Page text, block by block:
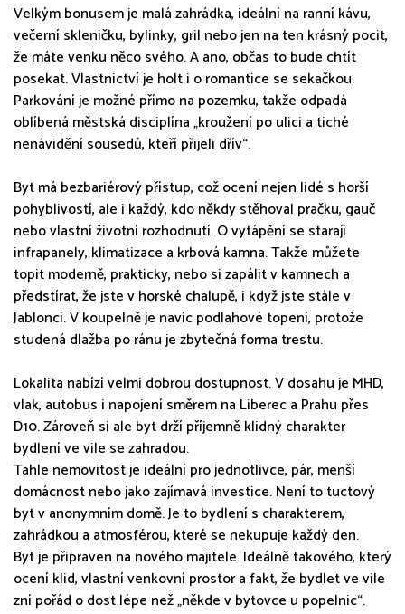
Velkým bonusem je malá zahrádka, ideální na ranní kávu,
večerní skleničku, bylinky, gril nebo jen na ten krásný pocit,
že máte venku něco svého. A ano, občas to bude chtít
posekat. Vlastnictví je holt i o romantice se sekačkou.
Parkování je možné přímo na pozemku, takže odpadá
oblíbená městská disciplína „kroužení po ulici a tiché
nenávidění sousedů, kteří přijeli dřív“.
Byt má bezbariérový přístup, což ocení nejen lidé s horší
pohyblivostí, ale i každý, kdo někdy stěhoval pračku, gauč
nebo vlastní životní rozhodnutí. O vytápění se starají
infrapanely, klimatizace a krbová kamna. Takže můžete
topit moderně, prakticky, nebo si zapálit v kamnech a
předstírat, že jste v horské chalupě, i když jste stále v
Jablonci. V koupelně je navíc podlahové topení, protože
studená dlažba po ránu je zbytečná forma trestu.
Lokalita nabízí velmi dobrou dostupnost. V dosahu je MHD,
vlak, autobus i napojení směrem na Liberec a Prahu přes
D10. Zároveň si ale byt drží příjemně klidný charakter
bydlení ve vile se zahradou.
Tahle nemovitost je ideální pro jednotlivce, pár, menší
domácnost nebo jako zajímavá investice. Není to tuctový
byt v anonymním domě. Je to bydlení s charakterem,
zahrádkou a atmosférou, které se nekupuje každý den.
Byt je připraven na nového majitele. Ideálně takového, který
ocení klid, vlastní venkovní prostor a fakt, že bydlet ve vile
zní pořád o dost lépe než „někde v bytovce u popelnic“.